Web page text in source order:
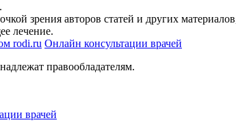
зрения авторов статей и других
лечение.
rodi.ru Онлайн консультации врачей
правообладателям.
врачей